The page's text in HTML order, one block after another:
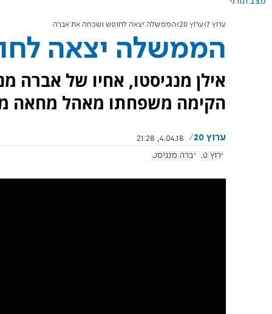
ערוץ 7 ערוץ 20 הממשלה יצאה לחופש ושכחה את אברה
הממשלה יצאה
אילן מנגיסטו, אחיו של אברה
הקימה משפחתו מאהל מחאה
ערוץ 20
4.04.18, 21:28
ערוץ 20
אברה מנגיסטו